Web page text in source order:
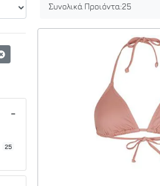
25
Συνολικά Προιόντα:25